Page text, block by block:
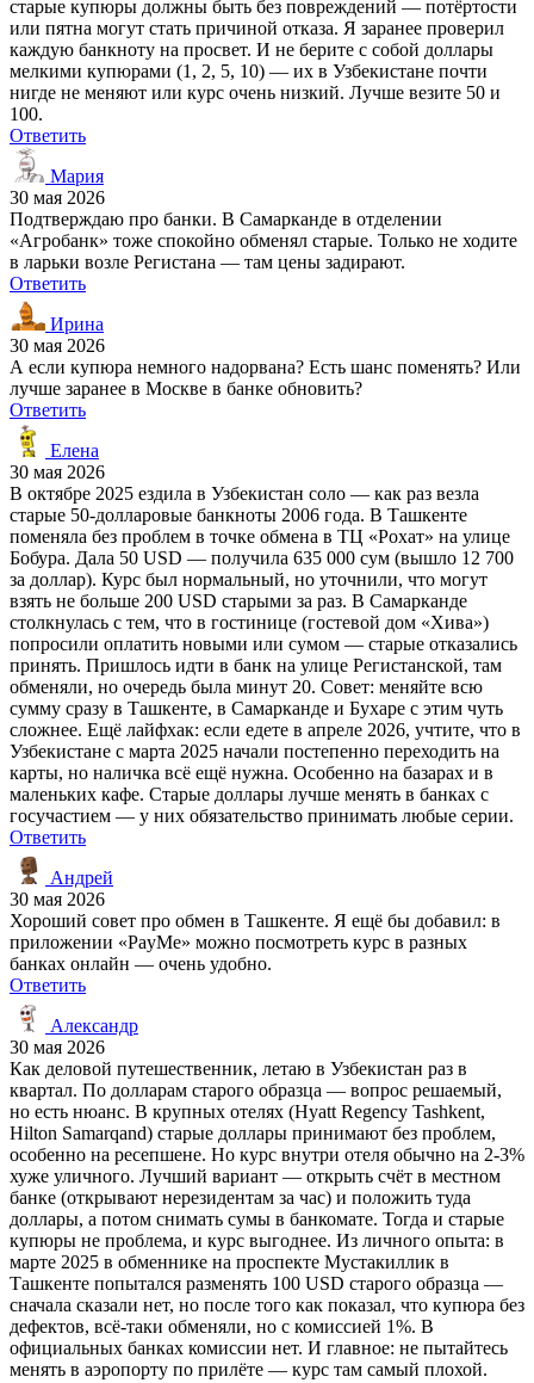
старые купюры должны быть без повреждений — потёртости
или пятна могут стать причиной отказа. Я заранее проверил
каждую банкноту на просвет. И не берите с собой доллары
мелкими купюрами (1, 2, 5, 10) — их в Узбекистане почти
нигде не меняют или курс очень низкий. Лучше везите 50 и
100.
Ответить
Мария
30 мая 2026
Подтверждаю про банки. В Самарканде в отделении
«Агробанк» тоже спокойно обменял старые. Только не ходите
в ларьки возле Регистана — там цены задирают.
Ответить
Ирина
30 мая 2026
А если купюра немного надорвана? Есть шанс поменять? Или
лучше заранее в Москве в банке обновить?
Ответить
Елена
30 мая 2026
В октябре 2025 ездила в Узбекистан соло — как раз везла
старые 50-долларовые банкноты 2006 года. В Ташкенте
поменяла без проблем в точке обмена в ТЦ «Рохат» на улице
Бобура. Дала 50 USD — получила 635 000 сум (вышло 12 700
за доллар). Курс был нормальный, но уточнили, что могут
взять не больше 200 USD старыми за раз. В Самарканде
столкнулась с тем, что в гостинице (гостевой дом «Хива»)
попросили оплатить новыми или сумом — старые отказались
принять. Пришлось идти в банк на улице Регистанской, там
обменяли, но очередь была минут 20. Совет: меняйте всю
сумму сразу в Ташкенте, в Самарканде и Бухаре с этим чуть
сложнее. Ещё лайфхак: если едете в апреле 2026, учтите, что в
Узбекистане с марта 2025 начали постепенно переходить на
карты, но наличка всё ещё нужна. Особенно на базарах и в
маленьких кафе. Старые доллары лучше менять в банках с
госучастием — у них обязательство принимать любые серии.
Ответить
Андрей
30 мая 2026
Хороший совет про обмен в Ташкенте. Я ещё бы добавил: в
приложении «PayMe» можно посмотреть курс в разных
банках онлайн — очень удобно.
Ответить
Александр
30 мая 2026
Как деловой путешественник, летаю в Узбекистан раз в
квартал. По долларам старого образца — вопрос решаемый,
но есть нюанс. В крупных отелях (Hyatt Regency Tashkent,
Hilton Samarqand) старые доллары принимают без проблем,
особенно на ресепшене. Но курс внутри отеля обычно на 2-3%
хуже уличного. Лучший вариант — открыть счёт в местном
банке (открывают нерезидентам за час) и положить туда
доллары, а потом снимать сумы в банкомате. Тогда и старые
купюры не проблема, и курс выгоднее. Из личного опыта: в
марте 2025 в обменнике на проспекте Мустакиллик в
Ташкенте попытался разменять 100 USD старого образца —
сначала сказали нет, но после того как показал, что купюра без
дефектов, всё-таки обменяли, но с комиссией 1%. В
официальных банках комиссии нет. И главное: не пытайтесь
менять в аэропорту по прилёте — курс там самый плохой.